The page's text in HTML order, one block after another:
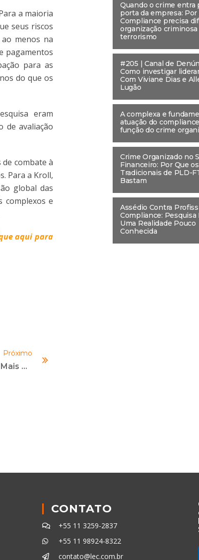
a maioria
seus riscos
menos na
pagamentos
para as
do que os
eram
de avaliação
combate à
Para a Kroll,
global das
complexos e
aqui para
Próximo
E Se Você Pudesse Terminar 2017 Mais Qualificado?
Quando o crime entra
porta da empresa: Por
Compliance precisa
organização criminosa
terrorismo
#205 | Canal de
Como investigar
Com Viviane Dias e
Lugão
A complexa e
atuação do
função do crime
Crime Organizado no
Financeiro: Por Que
Tradicionais de PLD-
Bastam
Assédio Contra
Compliance: Pesquisa
Uma Realidade Pouco
Conhecida
CONTATO
+55 11 3259-2837
+55 11 98924-8322
contato@lec.com.br